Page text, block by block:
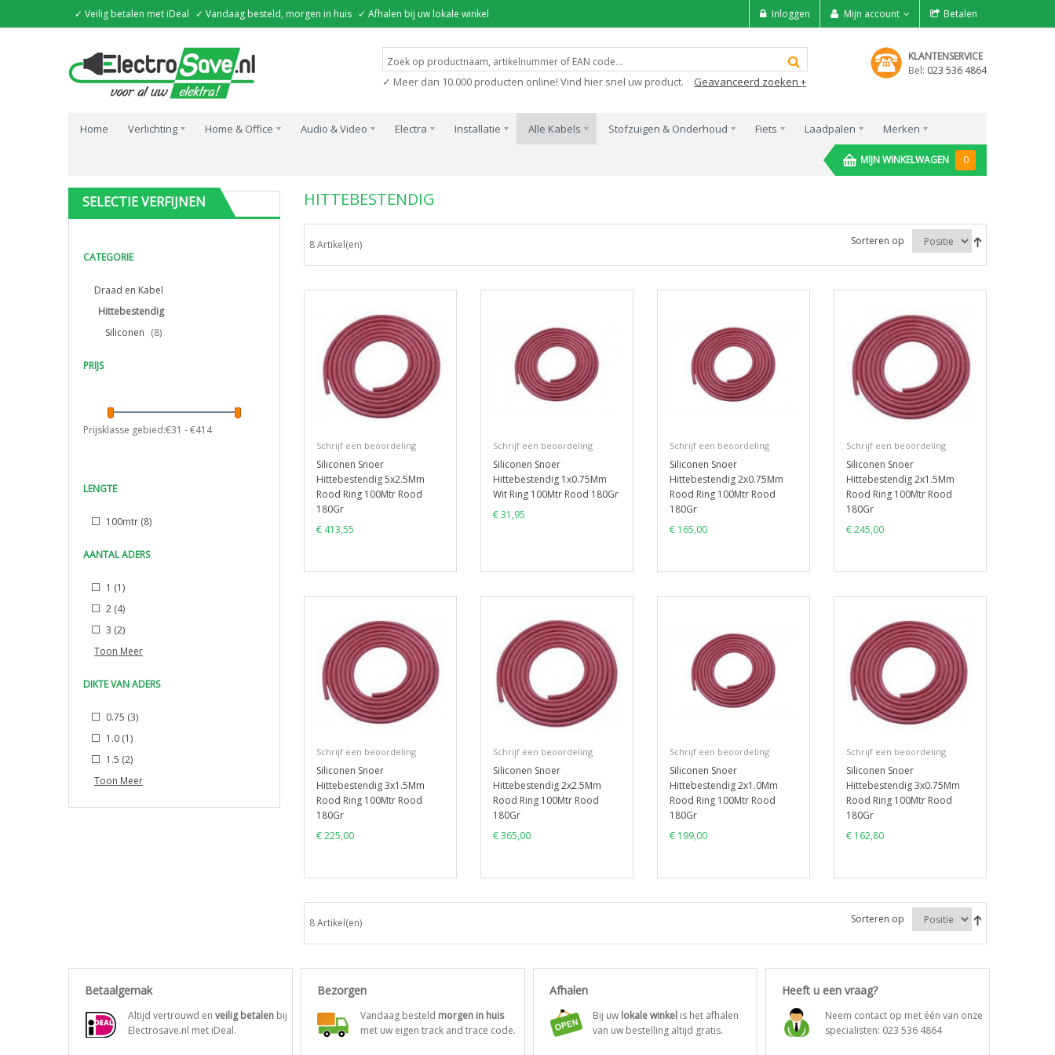
✓ Veilig betalen met iDeal ✓ Vandaag besteld, morgen in huis ✓ Afhalen bij uw lokale winkel Betalen
Mijn account
Inloggen
Geavanceerd zoeken +
✓ Meer dan 10.000 producten online! Vind hier snel uw product.
KLANTENSERVICE
Bel: 023 536 4864
Home Verlichting Home & Office Audio & Video Electra Installatie Alle Kabels Stofzuigen & Onderhoud Fiets Laadpalen Merken
MIJN WINKELWAGEN 0
SELECTIE VERFIJNEN
CATEGORIE
Draad en Kabel
Hittebestendig
Siliconen (8)
PRIJS
Prijsklasse gebied:€31 - €414
LENGTE
100mtr (8)
AANTAL ADERS
1 (1)
2 (4)
3 (2)
Toon Meer
DIKTE VAN ADERS
0.75 (3)
1.0 (1)
1.5 (2)
Toon Meer
HITTEBESTENDIG
8 Artikel(en) Sorteren op
Schrijf een beoordeling
Siliconen Snoer
Hittebestendig 5x2.5Mm
Rood Ring 100Mtr Rood
180Gr
€ 413,55
Schrijf een beoordeling
Siliconen Snoer
Hittebestendig 1x0.75Mm
Wit Ring 100Mtr Rood 180Gr
€ 31,95
Schrijf een beoordeling
Siliconen Snoer
Hittebestendig 2x0.75Mm
Rood Ring 100Mtr Rood
180Gr
€ 165,00
Schrijf een beoordeling
Siliconen Snoer
Hittebestendig 2x1.5Mm
Rood Ring 100Mtr Rood
180Gr
€ 245,00
Schrijf een beoordeling
Siliconen Snoer
Hittebestendig 3x1.5Mm
Rood Ring 100Mtr Rood
180Gr
€ 225,00
Schrijf een beoordeling
Siliconen Snoer
Hittebestendig 2x2.5Mm
Rood Ring 100Mtr Rood
180Gr
€ 365,00
Schrijf een beoordeling
Siliconen Snoer
Hittebestendig 2x1.0Mm
Rood Ring 100Mtr Rood
180Gr
€ 199,00
Schrijf een beoordeling
Siliconen Snoer
Hittebestendig 3x0.75Mm
Rood Ring 100Mtr Rood
180Gr
€ 162,80
8 Artikel(en) Sorteren op
Betaalgemak
Altijd vertrouwd en veilig betalen bij
Electrosave.nl met iDeal.
Bezorgen
Vandaag besteld morgen in huis
met uw eigen track and trace code.
Afhalen
Bij uw lokale winkel is het afhalen
van uw bestelling altijd gratis.
Heeft u een vraag?
Neem contact op met één van onze
specialisten: 023 536 4864